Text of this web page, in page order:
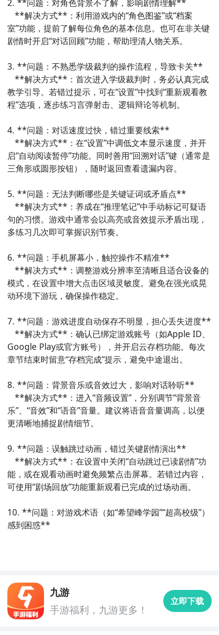
通过上面的游戏介绍和图片，可能大家对超级枪弹辩驳
２×２有大致的了解了，不过这么游戏要怎么样才能抢先
提醒了，通过在九游APP中搜索“超级枪弹辩驳２×２”，
点击右边的【订阅】或者是【开测提醒】，订阅游戏就
不会错过最先的下载机会了咯！
九游APP
玩新游 上九游
全球好游抢先下 福利礼包免费领 官方直播陪你玩
立即下载
有三大方法，下边就让九游独家来为您揭秘吧！
方法一： 关注九游超级枪弹辩驳２×２大事件
步骤1：百度搜索“九游超级枪弹辩驳２×２”专区；
步骤2：关注大事件列表，每次超级枪弹辩驳２×２测试
的时间都会最新发布，这是九游独家的哦；
室”功能，提前了解每位角色的基本信息。也可在非关键
剧情时开启“对话回顾”功能，帮助理清人物关系。
3. **问题：不熟悉学级裁判的操作流程，导致卡关**
教学引导。若错过提示，可在“设置”中找到“重新观看教
程”选项，逐步练习言弹射击、逻辑辩论等机制。
4. **问题：对话速度过快，错过重要线索**
启“自动阅读暂停”功能。同时善用“回溯对话”键（通常是
三角形或圆形按钮），随时返回查看遗漏内容。
5. **问题：无法判断哪些是关键证词或矛盾点**
句的习惯。游戏中通常会以高亮或音效提示矛盾出现，
多练习几次即可掌握识别节奏。
6. **问题：手机屏幕小，触控操作不精准**
模式，在设置中增大点击区域灵敏度。避免在强光或晃
动环境下游玩，确保操作稳定。
7. **问题：游戏进度自动保存不明显，担心丢失进度**
Google Play或官方账号），并开启云存档功能。每次
章节结束时留意“存档完成”提示，避免中途退出。
8. **问题：背景音乐或音效过大，影响对话聆听**
乐”、“音效”和“语音”音量。建议将语音音量调高，以便
更清晰地捕捉剧情细节。
9. **问题：误触跳过动画，错过关键剧情演出**
能，或在观看动画时避免频繁点击屏幕。若错过内容，
可使用“剧场回放”功能重新观看已完成的过场动画。
10. **问题：对游戏术语（如“希望峰学园”“超高校级”）
感到困惑**
九游
手游福利，九游更多！
立即下载